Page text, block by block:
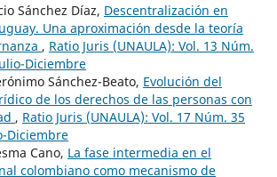
Sánchez Díaz, Descentralización en
Una aproximación desde la teoría
, Ratio Juris (UNAULA): Vol. 13 Núm.
Diciembre
Sánchez-Beato, Evolución del
de los derechos de las personas con
, Ratio Juris (UNAULA): Vol. 17 Núm. 35
Diciembre
Cano, La fase intermedia en el
colombiano como mecanismo de